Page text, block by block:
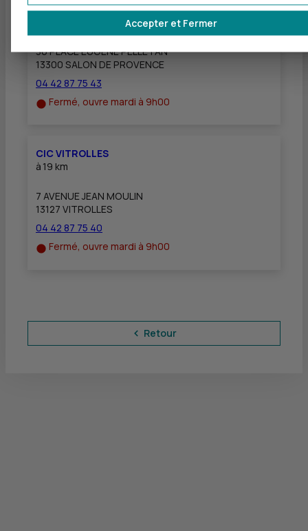
CIC SALON PELLETAN
36 PLACE EUGENE PELLETAN
13300 SALON DE PROVENCE
04 42 87 75 43
Fermé, ouvre mardi à 9h00
CIC VITROLLES
à 19 km
7 AVENUE JEAN MOULIN
13127 VITROLLES
04 42 87 75 40
Fermé, ouvre mardi à 9h00
Retour
Accepter et Fermer